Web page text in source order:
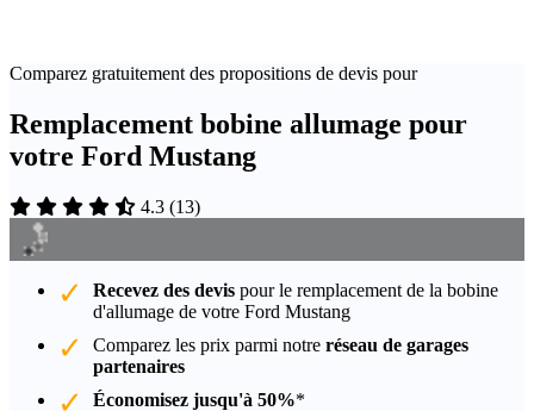
Comparez gratuitement des propositions de devis pour
Remplacement bobine allumage pour
votre Ford Mustang
4.3 (13)
Recevez des devis pour le remplacement de la bobine
d'allumage de votre Ford Mustang
Comparez les prix parmi notre réseau de garages
partenaires
Économisez jusqu'à 50%*